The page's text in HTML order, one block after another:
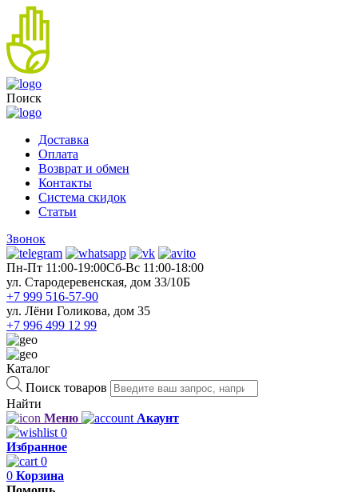
Поиск
Доставка
Оплата
Возврат и обмен
Контакты
Система скидок
Статьи
Звонок
Пн-Пт 11:00-19:00Cб-Вс 11:00-18:00
ул. Стародеревенская, дом 33/10Б
+7 999 516-57-90
ул. Лёни Голикова, дом 35
+7 996 499 12 99
Каталог
Поиск товаров
Найти
Меню
Акаунт
0
Избранное
0
0 Корзина